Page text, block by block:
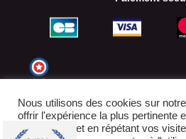
Nous utilisons des cookies sur
offrir l'expérience la plus pertinente
préférences et en répétant vos